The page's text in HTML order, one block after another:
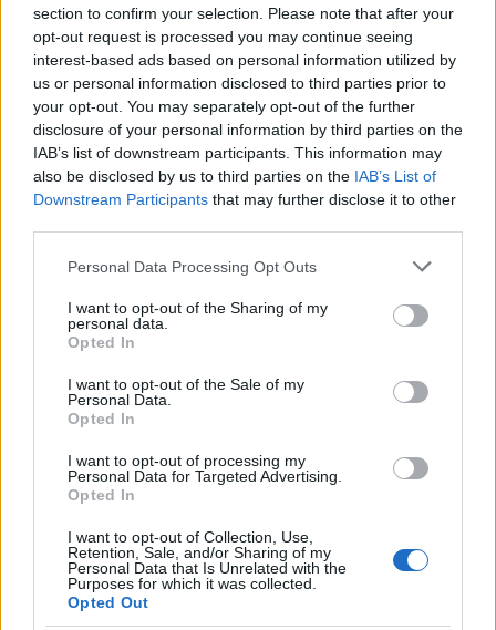
section to confirm your selection. Please note that after your
opt-out request is processed you may continue seeing
interest-based ads based on personal information utilized by
us or personal information disclosed to third parties prior to
your opt-out. You may separately opt-out of the further
disclosure of your personal information by third parties on the
IAB’s list of downstream participants. This information may
also be disclosed by us to third parties on the IAB’s List of
Downstream Participants that may further disclose it to other
Please note that this website/app uses one or more Google
not limited to your visit or usage behaviour. You may click to
grant or deny consent to Google and its third-party tags to
use your data for below specified purposes in below Google
consent section.
Personal Data Processing Opt Outs
I want to opt-out of the Sharing of my
personal data.
Opted In
I want to opt-out of the Sale of my
Personal Data.
Opted In
I want to opt-out of processing my
Personal Data for Targeted Advertising.
Opted In
I want to opt-out of Collection, Use,
Retention, Sale, and/or Sharing of my
Personal Data that Is Unrelated with the
Purposes for which it was collected.
Opted Out
városjáró•2018. január 15.